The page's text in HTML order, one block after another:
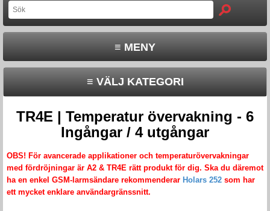
≡ MENY
≡ VÄLJ KATEGORI
TR4E | Temperatur övervakning - 6
Ingångar / 4 utgångar
OBS! För avancerade applikationer och temperaturövervakningar
med fördröjningar är A2 & TR4E rätt produkt för dig. Ska du däremot
ha en enkel GSM-larmsändare rekommenderar Holars 252 som har
ett mycket enklare användargränssnitt.